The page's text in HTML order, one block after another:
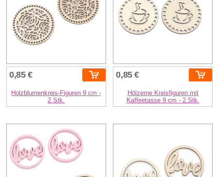
0,85 €
Holzblumenkreis-Figuren 9 cm -
2 Stk.
0,85 €
Hölzerne Kreisfiguren mit
Kaffeetasse 9 cm - 2 Stk.